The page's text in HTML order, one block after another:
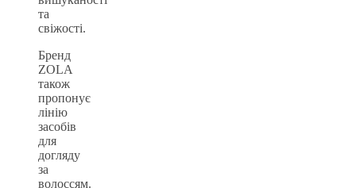
та
свіжості.
Бренд
ZOLA
також
пропонує
лінію
засобів
для
догляду
за
волоссям.